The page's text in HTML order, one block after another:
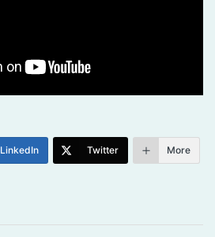
LinkedIn Twitter More